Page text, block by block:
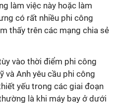
làm việc này hoặc làm
có rất nhiều phi công
thấy trên các mạng chia sẻ
vào thời điểm phi công
và Anh yêu cầu phi công
yếu trong các giai đoạn
là khi máy bay ở dưới